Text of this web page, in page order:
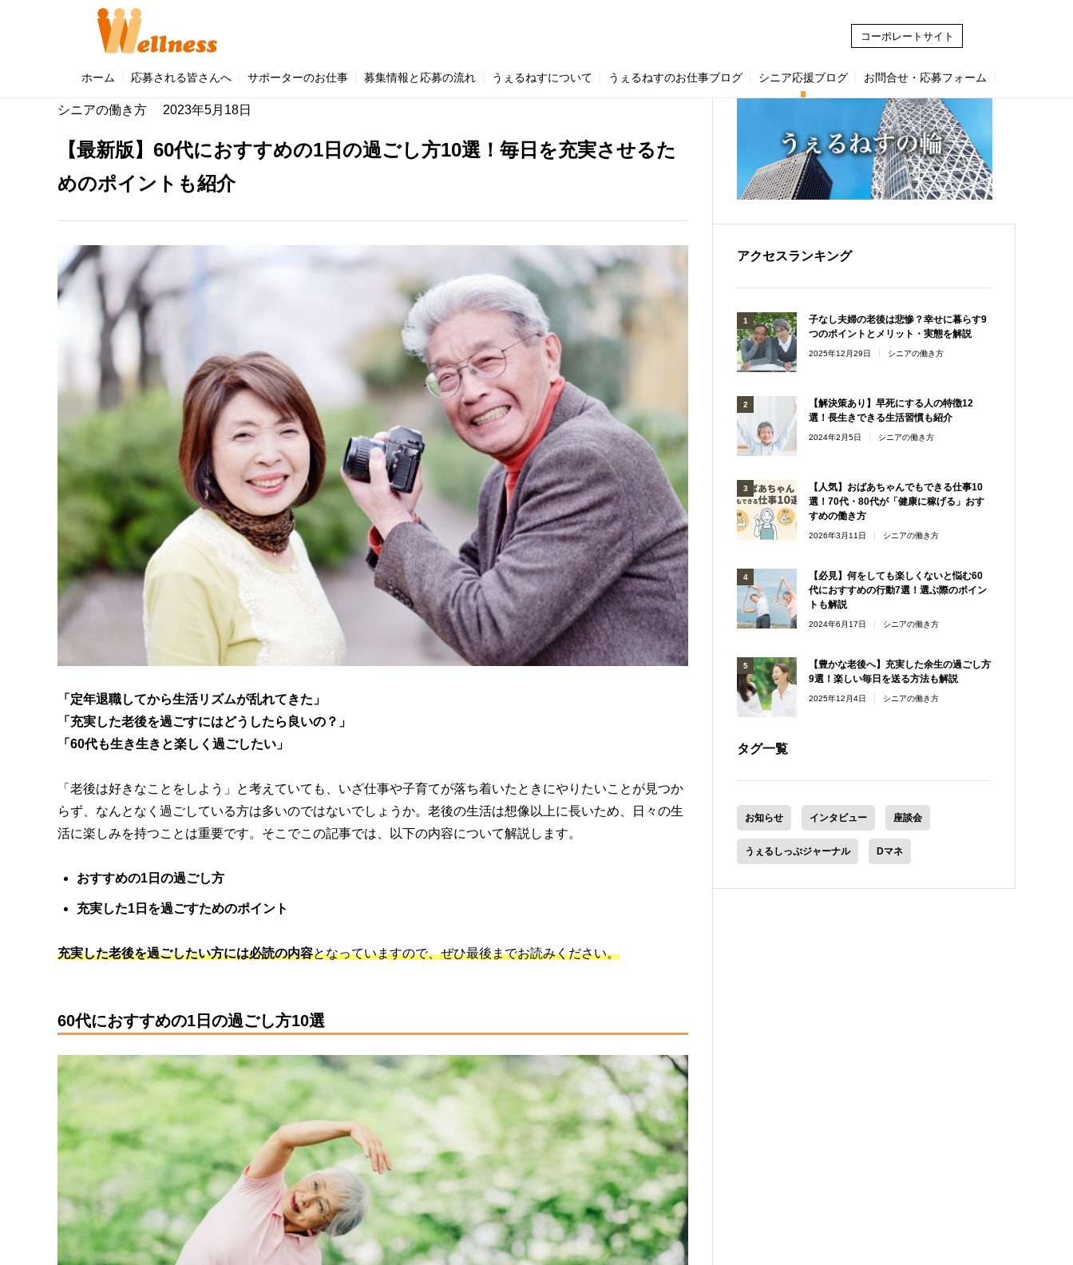
コーポレートサイト
ホーム 応募される皆さんへ サポーターのお仕事 募集情報と応募の流れ うぇるねすについて うぇるねすのお仕事ブログ シニア応援ブログ お問合せ・応募フォーム
「うぇるねす」のこと (4)
シニアの働き方 2023年5月18日
【最新版】60代におすすめの1日の過ごし方10選！毎日を充実させるた
めのポイントも紹介
「定年退職してから生活リズムが乱れてきた」
「充実した老後を過ごすにはどうしたら良いの？」
「60代も生き生きと楽しく過ごしたい」
「老後は好きなことをしよう」と考えていても、いざ仕事や子育てが落ち着いたときにやりたいことが見つか
らず、なんとなく過ごしている方は多いのではないでしょうか。老後の生活は想像以上に長いため、日々の生
活に楽しみを持つことは重要です。そこでこの記事では、以下の内容について解説します。
おすすめの1日の過ごし方
充実した1日を過ごすためのポイント
充実した老後を過ごしたい方には必読の内容となっていますので、ぜひ最後までお読みください。
60代におすすめの1日の過ごし方10選
アクセスランキング
子なし夫婦の老後は悲惨？幸せに暮らす9
つのポイントとメリット・実態を解説
2025年12月29日 シニアの働き方
【解決策あり】早死にする人の特徴12
選！長生きできる生活習慣も紹介
2024年2月5日 シニアの働き方
【人気】おばあちゃんでもできる仕事10
選！70代・80代が「健康に稼げる」おす
すめの働き方
2026年3月11日 シニアの働き方
【必見】何をしても楽しくないと悩む60
代におすすめの行動7選！選ぶ際のポイン
トも解説
2024年6月17日 シニアの働き方
【豊かな老後へ】充実した余生の過ごし方
9選！楽しい毎日を送る方法も解説
2025年12月4日 シニアの働き方
タグ一覧
お知らせ インタビュー 座談会
うぇるしっぷジャーナル Dマネ